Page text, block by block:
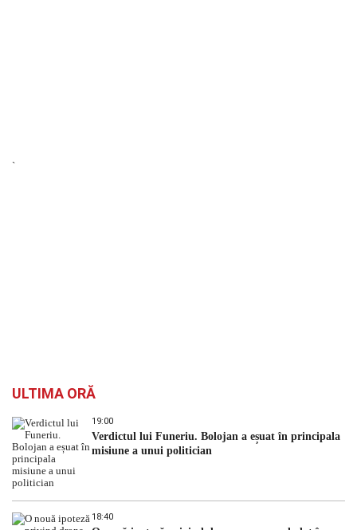
`
ULTIMA ORĂ
19:00
Verdictul lui Funeriu. Bolojan a eșuat în principala
misiune a unui politician
18:40